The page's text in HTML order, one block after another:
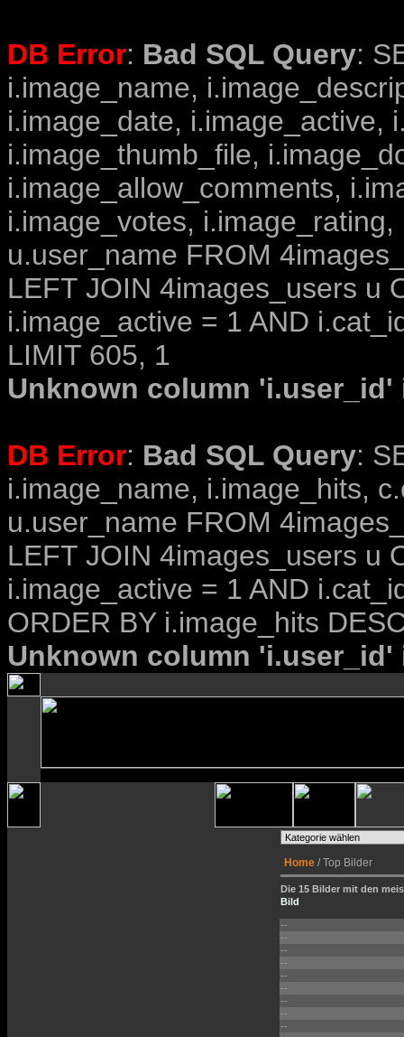
DB Error: Bad SQL Query:
i.image_name,
i.image_date, i.image_active,
i.image_thumb_file,
i.image_allow_comments,
i.image_votes,
u.user_name FROM
LEFT JOIN 4images_users u
i.image_active = 1 AND
LIMIT 605, 1
Unknown column
DB Error: Bad SQL Query:
i.image_name, i.image_hits,
u.user_name FROM
LEFT JOIN 4images_users u
i.image_active = 1 AND
ORDER BY i.image_hits
Unknown column
Home / Top Bilder
Die 15 Bilder mit den
Bild
--
--
--
--
--
--
--
--
--